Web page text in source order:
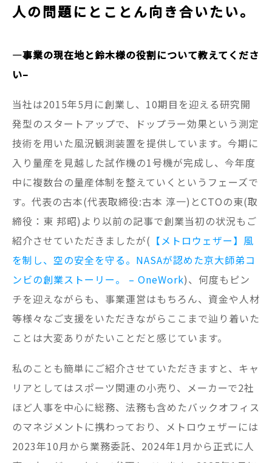
人の問題にとことん向き合いたい。
—事業の現在地と鈴木様の役割について教えてくださ
い–
当社は2015年5月に創業し、10期目を迎える研究開
発型のスタートアップで、ドップラー効果という測定
技術を用いた風況観測装置を提供しています。今期に
入り量産を見越した試作機の1号機が完成し、今年度
中に複数台の量産体制を整えていくというフェーズで
す。代表の古本(代表取締役:古本 淳一)とCTOの東(取
締役：東 邦昭)より以前の記事で創業当初の状況もご
紹介させていただきましたが( 【メトロウェザー】風
を制し、空の安全を守る。NASAが認めた京大師弟コ
ンビの創業ストーリー。 – OneWork)、何度もピン
チを迎えながらも、事業運営はもちろん、資金や人材
等様々なご支援をいただきながらここまで辿り着いた
ことは大変ありがたいことだと感じています。
私のことも簡単にご紹介させていただきますと、キャ
リアとしてはスポーツ関連の小売り、メーカーで2社
ほど人事を中心に総務、法務も含めたバックオフィス
のマネジメントに携わっており、メトロウェザーには
2023年10月から業務委託、2024年1月から正式に人